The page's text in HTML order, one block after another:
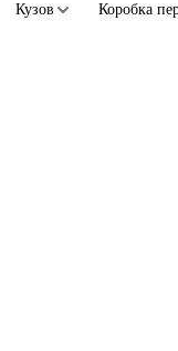
Кузов Коробка